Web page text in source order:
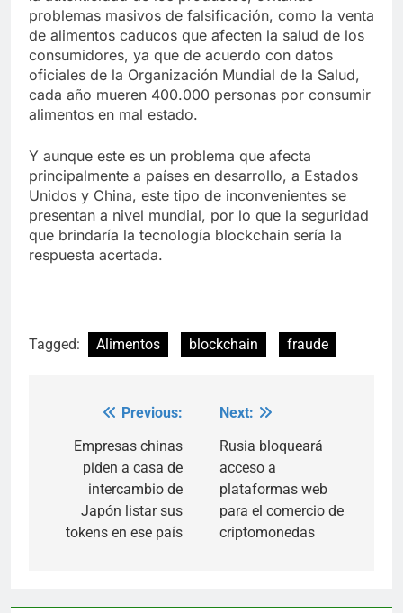
problemas masivos de falsificación, como la venta
de alimentos caducos que afecten la salud de los
consumidores, ya que de acuerdo con datos
oficiales de la Organización Mundial de la Salud,
cada año mueren 400.000 personas por consumir
alimentos en mal estado.
Y aunque este es un problema que afecta
principalmente a países en desarrollo, a Estados
Unidos y China, este tipo de inconvenientes se
presentan a nivel mundial, por lo que la seguridad
que brindaría la tecnología blockchain sería la
respuesta acertada.
Tagged: Alimentos blockchain fraude
navigation
Previous:
Empresas chinas
piden a casa de
intercambio de
Japón listar sus
tokens en ese país
Next:
Rusia bloqueará
acceso a
plataformas web
para el comercio de
criptomonedas